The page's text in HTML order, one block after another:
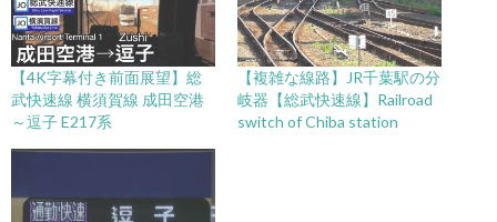
【4K字幕付き前面展望】総
武快速線 横須賀線 成田空港
～逗子 E217系
【複雑な線路】JR千葉駅の分
岐器【総武快速線】Railroad
switch of Chiba station